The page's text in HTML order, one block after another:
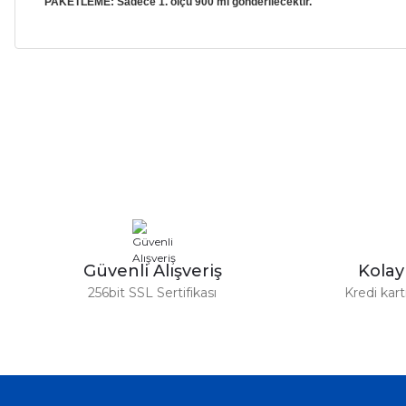
Ürün fiyatı diğer sitelerden daha pahalı.
Bu ürüne benzer farklı alternatifler olmalı.
Güvenli Alışveriş
256bit SSL Sertifikası Kredi